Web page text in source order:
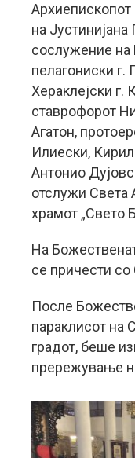
на
сослужение на
пелагониски г.
Хераклејски г.
ставрофорот
Агатон,
Илиески,
Антонио
отслужи Света
храмот „Свето
На
се причести со
После
параклисот на
градот, беше
прережување